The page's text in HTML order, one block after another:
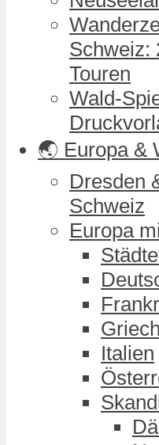
Schweiz:
Touren
Wald-
🌏 Europa &
Dresden
Schweiz
Europa
Italien